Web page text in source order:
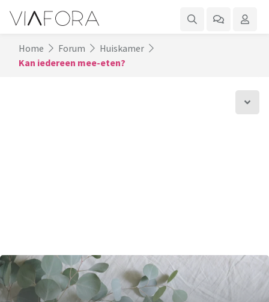
Home Forum
Huiskamer
Kan iedereen mee-eten?